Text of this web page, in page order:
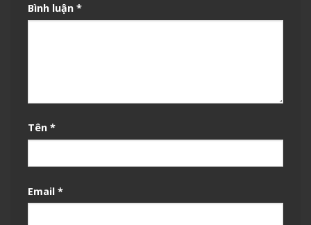
Bình luận *
Tên *
Email *